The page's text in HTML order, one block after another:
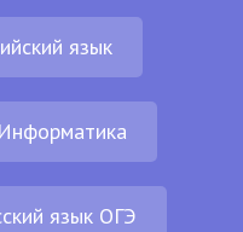
язык
Информатика
язык ОГЭ